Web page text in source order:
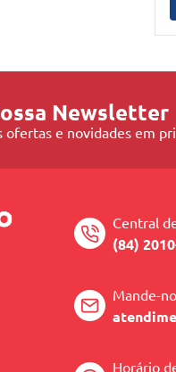
Newsletter
ofertas e novidades em
Central
(84)
Mande-
Horário